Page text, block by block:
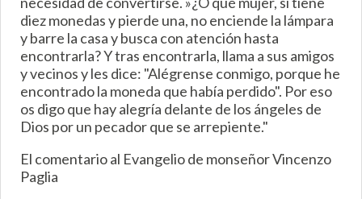
diez monedas y pierde una, no enciende la lámpara
y barre la casa y busca con atención hasta
encontrarla? Y tras encontrarla, llama a sus amigos
y vecinos y les dice: "Alégrense conmigo, porque he
encontrado la moneda que había perdido". Por eso
os digo que hay alegría delante de los ángeles de
Dios por un pecador que se arrepiente."
El comentario al Evangelio de monseñor Vincenzo
Paglia